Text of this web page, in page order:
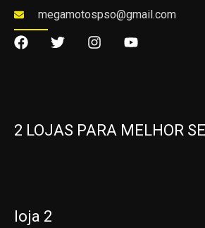
megamotospso@gmail.com
2 LOJAS PARA MELHOR
loja 2